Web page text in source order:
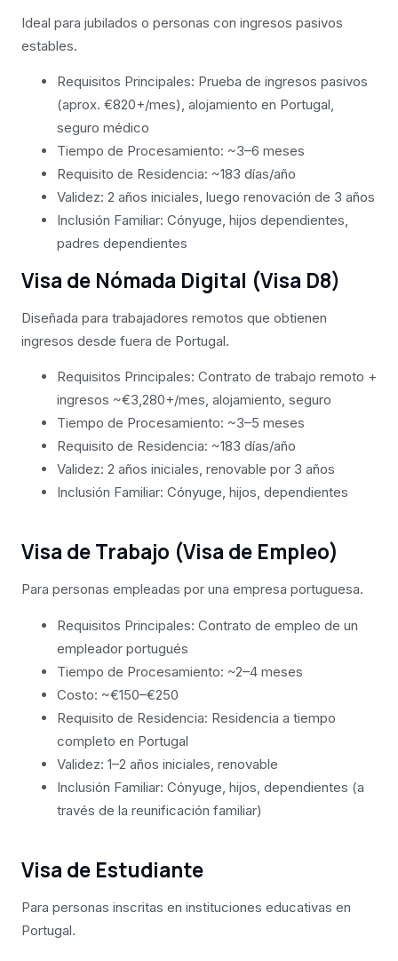
Ideal para jubilados o personas con ingresos pasivos
estables.
Requisitos Principales: Prueba de ingresos pasivos
(aprox. €820+/mes), alojamiento en Portugal,
seguro médico
Tiempo de Procesamiento: ~3–6 meses
Requisito de Residencia: ~183 días/año
Validez: 2 años iniciales, luego renovación de 3 años
Inclusión Familiar: Cónyuge, hijos dependientes,
padres dependientes
Visa de Nómada Digital (Visa D8)
Diseñada para trabajadores remotos que obtienen
ingresos desde fuera de Portugal.
Requisitos Principales: Contrato de trabajo remoto +
ingresos ~€3,280+/mes, alojamiento, seguro
Tiempo de Procesamiento: ~3–5 meses
Requisito de Residencia: ~183 días/año
Validez: 2 años iniciales, renovable por 3 años
Inclusión Familiar: Cónyuge, hijos, dependientes
Visa de Trabajo (Visa de Empleo)
Para personas empleadas por una empresa portuguesa.
Requisitos Principales: Contrato de empleo de un
empleador portugués
Tiempo de Procesamiento: ~2–4 meses
Costo: ~€150–€250
Requisito de Residencia: Residencia a tiempo
completo en Portugal
Validez: 1–2 años iniciales, renovable
Inclusión Familiar: Cónyuge, hijos, dependientes (a
través de la reunificación familiar)
Visa de Estudiante
Para personas inscritas en instituciones educativas en
Portugal.